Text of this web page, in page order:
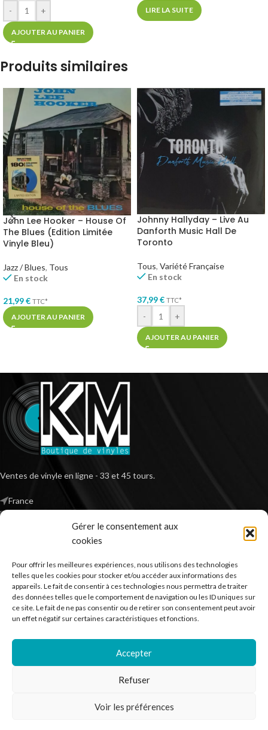
Gérer le consentement aux
cookies
Pour offrir les meilleures expériences, nous utilisons des technologies
telles que les cookies pour stocker et/ou accéder aux informations des
appareils. Le fait de consentir à ces technologies nous permettra de traiter
des données telles que le comportement de navigation ou les ID uniques sur
ce site. Le fait de ne pas consentir ou de retirer son consentement peut avoir
un effet négatif sur certaines caractéristiques et fonctions.
Accepter
Refuser
Voir les préférences
- +
AJOUTER AU PANIER
LIRE LA SUITE
Produits similaires
John Lee Hooker – House Of
The Blues (Edition Limitée
Vinyle Bleu)
Jazz / Blues, Tous
En stock
21,99€ TTC*
AJOUTER AU PANIER
Johnny Hallyday – Live Au
Danforth Music Hall De
Toronto
Tous, Variété Française
En stock
37,99€ TTC*
- +
AJOUTER AU PANIER
Ventes de vinyle en ligne - 33 et 45 tours.
France
*TVA non applicable – article 293 B du CGI
RECHERCHER DES PRODUITS
NOS SERVICES
BESOIN D’AIDE ?
Kilm Music2023